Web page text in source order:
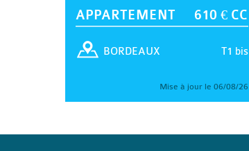
APPARTEMENT 610 € CC
T1 bis
BORDEAUX
Mise à jour le 06/08/26